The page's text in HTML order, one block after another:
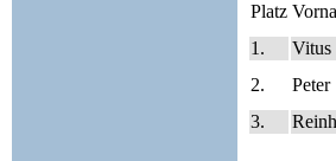
Platz
1.
Vitus
2.
Peter
3.